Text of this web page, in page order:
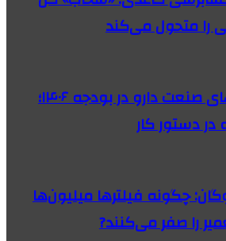
را متحول می‌کند
تسویه بدهی‌های صنعت دارو در بودجه ۱۴۰۶؛
در دستور کار
چگونه فیلترها میلیون‌ها
را صفر می‌کنند?